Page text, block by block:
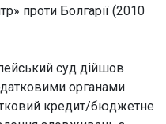
проти Болгарії (2010
суд дійшов
органами
кредит/бюджетне